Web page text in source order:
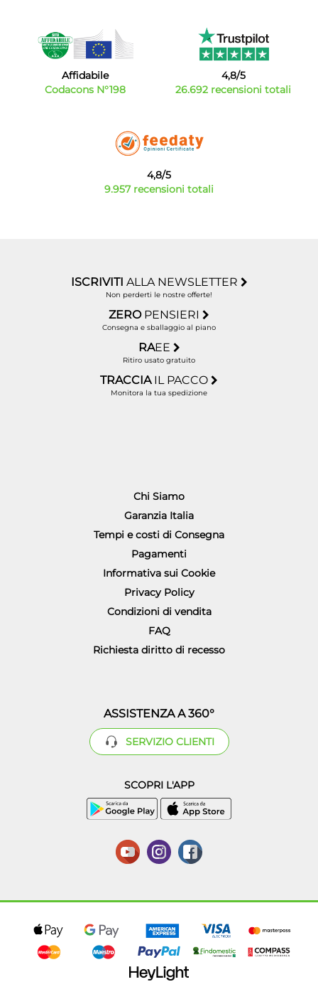
Affidabile
Codacons N°198
4,8/5
26.692 recensioni totali
4,8/5
9.957 recensioni totali
ISCRIVITI ALLA NEWSLETTER
Non perderti le nostre offerte!
ZERO PENSIERI
Consegna e sballaggio al piano
RAEE
Ritiro usato gratuito
TRACCIA IL PACCO
Monitora la tua spedizione
Chi Siamo
Garanzia Italia
Tempi e costi di Consegna
Pagamenti
Informativa sui Cookie
Privacy Policy
Condizioni di vendita
FAQ
Richiesta diritto di recesso
ASSISTENZA A 360°
SERVIZIO CLIENTI
SCOPRI L'APP